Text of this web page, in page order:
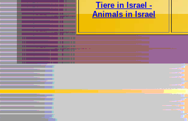
Tiere in Israel -
Animals in Israel